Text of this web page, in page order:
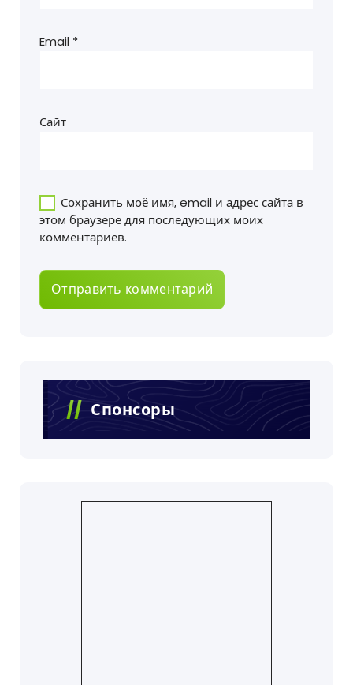
Email *
Сайт
Сохранить моё имя, email и адрес сайта в
этом браузере для последующих моих
комментариев.
Спонсоры